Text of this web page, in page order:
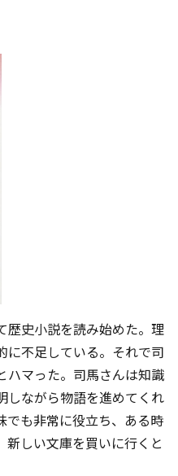
びプレゼン
」に無料で
きます
し込み
ン
歴史小説を読み始めた。理
に不足している。それで司
ハマった。司馬さんは知識
しながら物語を進めてくれ
でも非常に役立ち、ある時
しい文庫を買いに行くと